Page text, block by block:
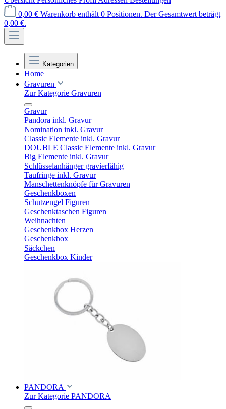
0,00 € Warenkorb enthält 0 Positionen. Der Gesamtwert beträgt
0,00 €.
Kategorien
Home
Gravuren
Zur Kategorie Gravuren
Gravur
Pandora inkl. Gravur
Nomination inkl. Gravur
Classic Elemente inkl. Gravur
DOUBLE Classic Elemente inkl. Gravur
Big Elemente inkl. Gravur
Schlüsselanhänger gravierfähig
Taufringe inkl. Gravur
Manschettenknöpfe für Gravuren
Geschenkboxen
Schutzengel Figuren
Geschenktaschen Figuren
Weihnachten
Geschenkbox Herzen
Geschenkbox
Säckchen
Geschenkbox Kinder
PANDORA
Zur Kategorie PANDORA